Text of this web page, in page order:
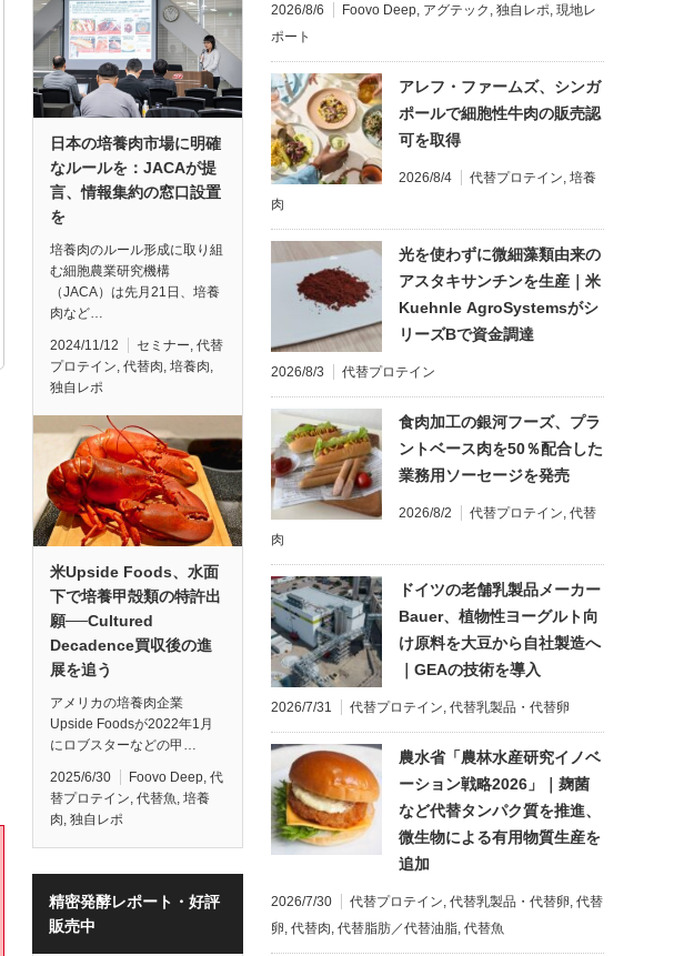
日本の培養肉市場に明確
なルールを：JACAが提
言、情報集約の窓口設置
を
培養肉のルール形成に取り組
む細胞農業研究機構
（JACA）は先月21日、培養
肉など…
2024/11/12 セミナー, 代替
プロテイン, 代替肉, 培養肉,
独自レポ
米Upside Foods、水面
下で培養甲殻類の特許出
願──Cultured
Decadence買収後の進
展を追う
アメリカの培養肉企業
Upside Foodsが2022年1月
にロブスターなどの甲…
2025/6/30 Foovo Deep, 代
替プロテイン, 代替魚, 培養
肉, 独自レポ
精密発酵レポート・好評
販売中
2026/8/6 Foovo Deep アグテック 独自レポ 現地レ
ポート
アレフ・ファームズ、シンガ
ポールで細胞性牛肉の販売認
可を取得
2026/8/4 代替プロテイン 培養
肉
光を使わずに微細藻類由来の
アスタキサンチンを生産｜米
Kuehnle AgroSystemsがシ
リーズBで資金調達
2026/8/3 代替プロテイン
食肉加工の銀河フーズ、プラ
ントベース肉を50％配合した
業務用ソーセージを発売
2026/8/2 代替プロテイン 代替
肉
ドイツの老舗乳製品メーカー
Bauer、植物性ヨーグルト向
け原料を大豆から自社製造へ
｜GEAの技術を導入
2026/7/31 代替プロテイン 代替乳製品・代替卵
農水省「農林水産研究イノベ
ーション戦略2026」｜麹菌
など代替タンパク質を推進、
微生物による有用物質生産を
追加
2026/7/30 代替プロテイン 代替乳製品・代替卵 代替
卵 代替肉 代替脂肪／代替油脂 代替魚